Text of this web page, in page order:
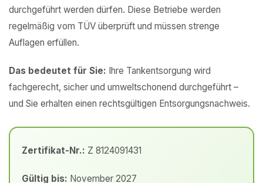
durchgeführt werden dürfen. Diese Betriebe werden
regelmäßig vom TÜV überprüft und müssen strenge
Auflagen erfüllen.
Das bedeutet für Sie: Ihre Tankentsorgung wird
fachgerecht, sicher und umweltschonend durchgeführt –
und Sie erhalten einen rechtsgültigen Entsorgungsnachweis.
Zertifikat-Nr.: Z 8124091431
Gültig bis: November 2027